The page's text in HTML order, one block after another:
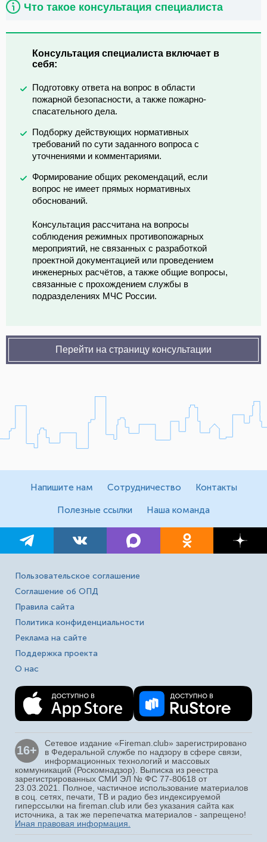
Что такое консультация специалиста
Консультация специалиста включает в
себя:
Подготовку ответа на вопрос в области
пожарной безопасности, а также пожарно-
спасательного дела.
Подборку действующих нормативных
требований по сути заданного вопроса с
уточнениями и комментариями.
Формирование общих рекомендаций, если
вопрос не имеет прямых нормативных
обоснований.
Консультация рассчитана на вопросы
соблюдения режимных противопожарных
мероприятий, не связанных с разработкой
проектной документацией или проведением
инженерных расчётов, а также общие вопросы,
связанные с прохождением службы в
подразделениях МЧС России.
Перейти на страницу консультации
Напишите нам Сотрудничество Контакты
Полезные ссылки Наша команда
Пользовательское соглашение
Соглашение об ОПД
Правила сайта
Политика конфиденциальности
Реклама на сайте
Поддержка проекта
О нас
16+
Сетевое издание «Fireman.club» зарегистрировано
в Федеральной службе по надзору в сфере связи,
информационных технологий и массовых
коммуникаций (Роскомнадзор). Выписка из реестра
зарегистрированных СМИ ЭЛ № ФС 77-80618 от
23.03.2021. Полное, частичное использование материалов
в соц. сетях, печати, ТВ и радио без индексируемой
гиперссылки на fireman.club или без указания сайта как
источника, а так же перепечатка материалов - запрещено!
Иная правовая информация.